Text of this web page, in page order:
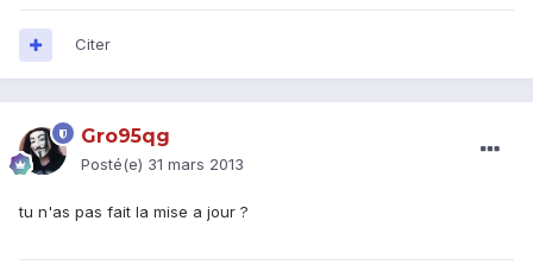
Citer
Gro95qg
Posté(e) 31 mars 2013
tu n'as pas fait la mise a jour ?